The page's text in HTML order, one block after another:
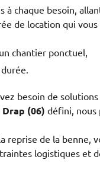
à chaque besoin,
de location qui vous
chantier ponctuel,
besoin de
Drap (06) défini, nous
reprise de la benne,
logistiques et